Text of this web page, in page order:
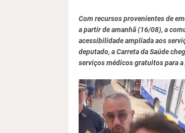
Com recursos provenientes de
a partir de amanhã (16/08), a
acessibilidade ampliada aos
deputado, a Carreta da Saúde
serviços médicos gratuitos para